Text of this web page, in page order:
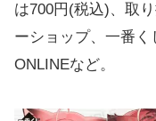
は700円(税込)、取
ーショップ、一番
ONLINEなど。